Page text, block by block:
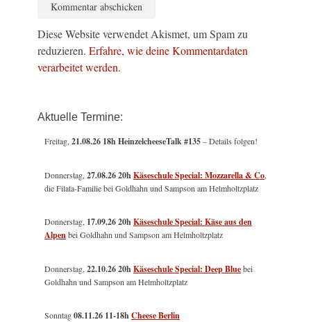
Diese Website verwendet Akismet, um Spam zu
reduzieren. Erfahre, wie deine Kommentardaten
verarbeitet werden.
Aktuelle Termine:
Freitag,21.08.26 18h HeinzelcheeseTalk #135– Details folgen!
Donnerstag,27.08.26 20hKäseschule Special: Mozzarella & Co,
die Filata-Familie bei Goldhahn und Sampson am Helmholtzplatz
Donnerstag, 17.09.26 20hKäseschule Special: Käse aus den
Alpenbei Goldhahn und Sampson am Helmholtzplatz
Donnerstag,22.10.26 20hKäseschule Special: Deep Bluebei
Goldhahn und Sampson am Helmholtzplatz
Sonntag08.11.26 11-18hCheese Berlin